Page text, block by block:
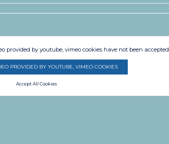
provided by youtube, vimeo cookies have not been accepted.
PROVIDED BY YOUTUBE, VIMEO COOKIES
Accept All Cookies